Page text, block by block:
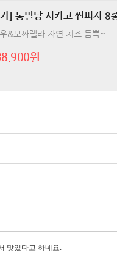
] 통밀당 시카고 씬피자 8
&모짜렐라 자연 치즈 듬뿍~
원
맛있다고 하네요.